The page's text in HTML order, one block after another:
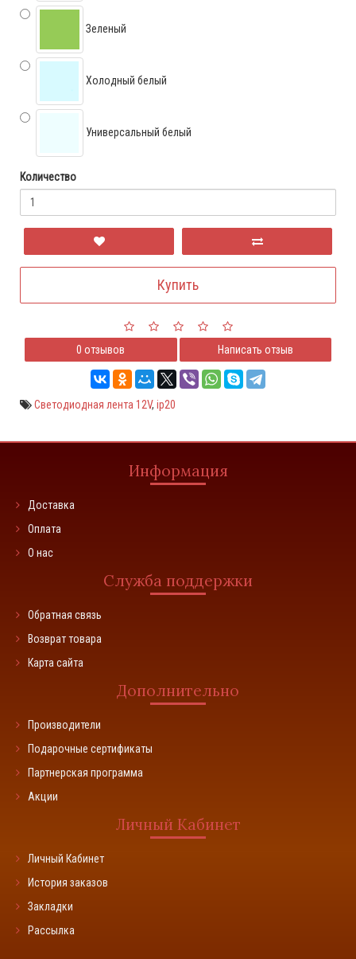
Зеленый
Холодный белый
Универсальный белый
Количество
Купить
0 отзывов Написать отзыв
Светодиодная лента 12V, ip20
Информация
Доставка
Оплата
О нас
Служба поддержки
Обратная связь
Возврат товара
Карта сайта
Дополнительно
Производители
Подарочные сертификаты
Партнерская программа
Акции
Личный Кабинет
Личный Кабинет
История заказов
Закладки
Рассылка